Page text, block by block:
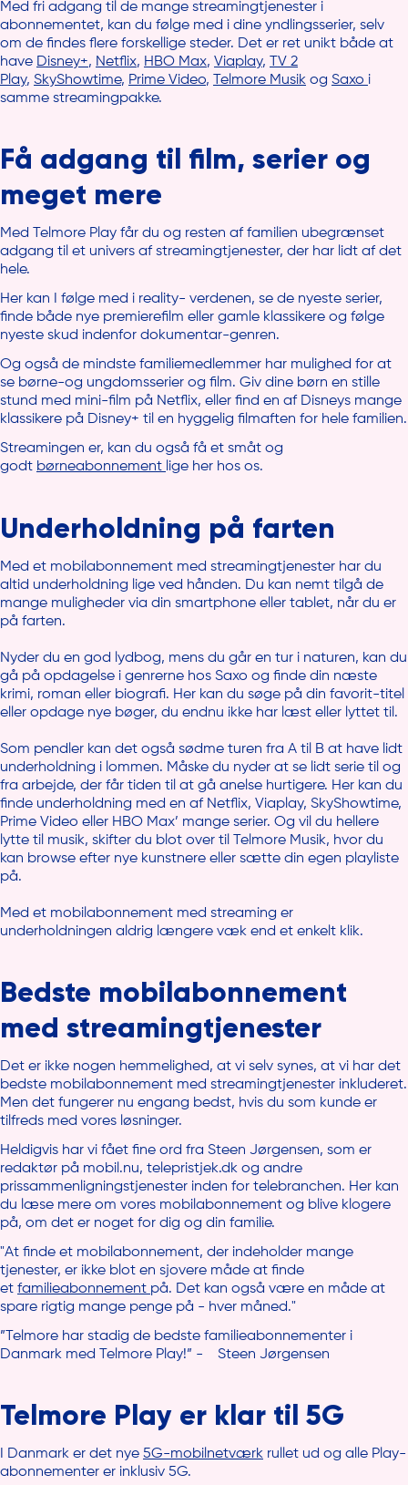
Hvad nu hvis jeg har en streamingtjeneste i dag, som ikke er
inkluderet i et af de nye abonnementer inde på Mit Telmore?
Svaret er, at der kan være tilfælde, hvor det ikke er muligt at
finde en pakke, der rummer alt det indhold, du tidligere har
af underholdning, der samlet set tilfredsstiller dine behov.
Med fri adgang til de mange streamingtjenester i
abonnementet, kan du følge med i dine yndlingsserier, selv
om de findes flere forskellige steder. Det er ret unikt både at
have Disney+, Netflix, HBO Max, Viaplay,
TV 2
Play, SkyShowtime, Prime Video, Telmore Musik og Saxo i
samme streamingpakke.
Få adgang til film, serier og
meget mere
Med Telmore Play får du og resten af familien ubegrænset
adgang til et univers af streamingtjenester, der har lidt af det
hele.
Her kan I følge med i reality- verdenen, se de nyeste serier,
finde både nye premierefilm eller gamle klassikere og følge
nyeste skud indenfor dokumentar-genren.
Og også de mindste familiemedlemmer har mulighed for at
se børne-og ungdomsserier og film. Giv dine børn en stille
stund med mini-film på Netflix, eller find en af Disneys mange
klassikere på Disney+ til en hyggelig filmaften for hele familien.
Streamingen er, kan du også få et småt og
godt børneabonnement lige her hos os.
Underholdning på farten
Med et mobilabonnement med streamingtjenester har du
altid underholdning lige ved hånden. Du kan nemt tilgå de
mange muligheder via din smartphone eller tablet, når du er
på farten.
Nyder du en god lydbog, mens du går en tur i naturen, kan du
gå på opdagelse i genrerne hos Saxo og finde din næste
krimi, roman eller biografi. Her kan du søge på din favorit-titel
eller opdage nye bøger, du endnu ikke har læst eller lyttet til.
Som pendler kan det også sødme turen fra A til B at have lidt
underholdning i lommen. Måske du nyder at se lidt serie til og
fra arbejde, der får tiden til at gå anelse hurtigere. Her kan du
finde underholdning med en af Netflix, Viaplay, SkyShowtime,
Prime Video eller HBO Max’ mange serier. Og vil du hellere
lytte til musik, skifter du blot over til Telmore Musik, hvor du
kan browse efter nye kunstnere eller sætte din egen playliste
på.
Med et mobilabonnement med streaming er
underholdningen aldrig længere væk end et enkelt klik.
Bedste mobilabonnement
med streamingtjenester
Det er ikke nogen hemmelighed, at vi selv synes, at vi har det
bedste mobilabonnement med streamingtjenester inkluderet.
Men det fungerer nu engang bedst, hvis du som kunde er
tilfreds med vores løsninger.
Heldigvis har vi fået fine ord fra Steen Jørgensen, som er
redaktør på mobil.nu, telepristjek.dk og andre
prissammenligningstjenester inden for telebranchen. Her kan
du læse mere om vores mobilabonnement og blive klogere
på, om det er noget for dig og din familie.
"At finde et mobilabonnement, der indeholder mange
tjenester, er ikke blot en sjovere måde at finde
et familieabonnement på. Det kan også være en måde at
spare rigtig mange penge på - hver måned."
”Telmore har stadig de bedste familieabonnementer i
Danmark med Telmore Play!” - Steen Jørgensen
Telmore Play er klar til 5G
I Danmark er det nye 5G-mobilnetværk rullet ud og alle Play-
abonnementer er inklusiv 5G.